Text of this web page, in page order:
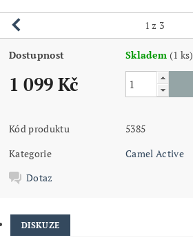
1 z 3
Dostupnost Skladem (1 ks)
1 099 Kč
Kód produktu
5385
Kategorie
Camel Active
Dotaz
DISKUZE